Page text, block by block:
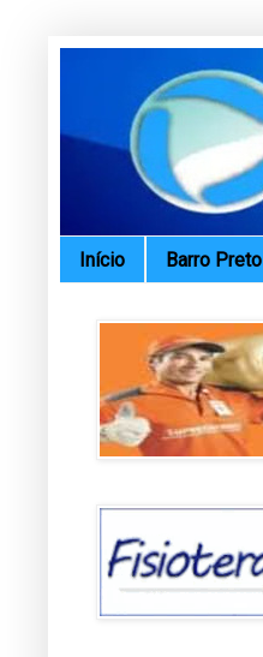
Início Barro Preto